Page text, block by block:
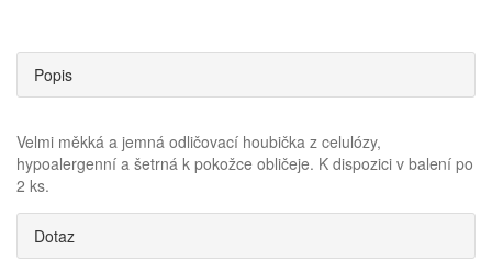
Popis
Velmi měkká a jemná odličovací houbička z celulózy,
hypoalergenní a šetrná k pokožce obličeje. K dispozici v balení po
2 ks.
Dotaz